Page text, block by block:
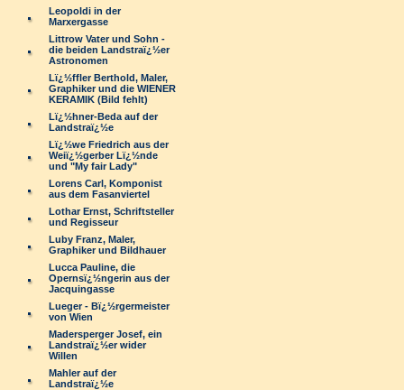
Leopoldi in der
Marxergasse
Littrow Vater und Sohn -
die beiden Landstraï¿½er
Astronomen
Lï¿½ffler Berthold, Maler,
Graphiker und die WIENER
KERAMIK (Bild fehlt)
Lï¿½hner-Beda auf der
Landstraï¿½e
Lï¿½we Friedrich aus der
Weiï¿½gerber Lï¿½nde
und "My fair Lady"
Lorens Carl, Komponist
aus dem Fasanviertel
Lothar Ernst, Schriftsteller
und Regisseur
Luby Franz, Maler,
Graphiker und Bildhauer
Lucca Pauline, die
Opernsï¿½ngerin aus der
Jacquingasse
Lueger - Bï¿½rgermeister
von Wien
Madersperger Josef, ein
Landstraï¿½er wider
Willen
Mahler auf der
Landstraï¿½e